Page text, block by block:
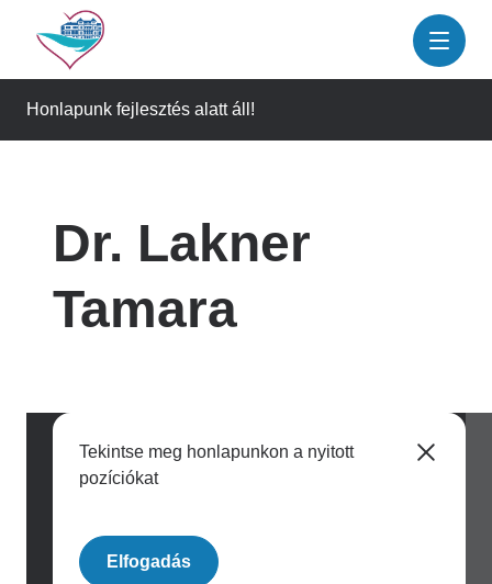
tartalomra
Honlapunk fejlesztés alatt áll!
Dr. Lakner
Tamara
Tekintse meg honlapunkon a nyitott
pozíciókat
Elfogadás
Archívum